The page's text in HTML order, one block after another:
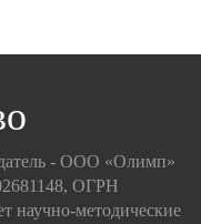
- ООО «Олимп»
ОГРН
научно-методические